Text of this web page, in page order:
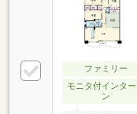
ファミリー
モニタ付インタ
ン